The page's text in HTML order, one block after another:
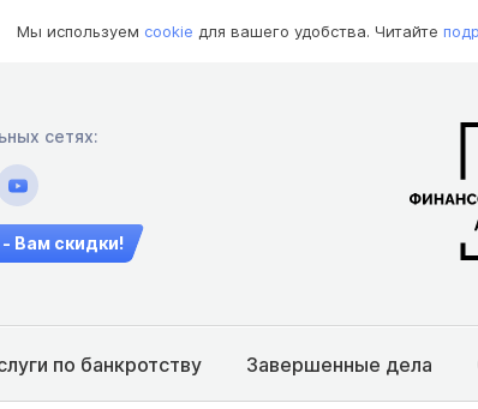
Мы используем cookie для вашего удобства. Читайте
сетях:
Вам скидки!
по банкротству Завершенные дела